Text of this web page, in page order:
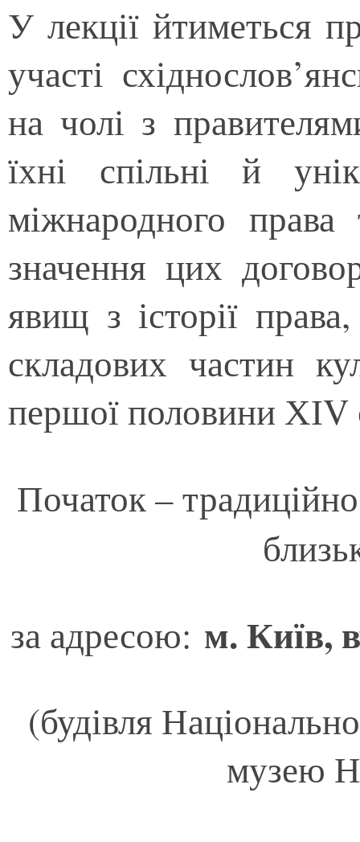
У лекції йтиметься
участі
на чолі з
їхні спільні й
міжнародного
значення цих
явищ з історії
складових частин
першої половини ХІV
Початок –
за адресою: м. Київ,
(будівля
музею